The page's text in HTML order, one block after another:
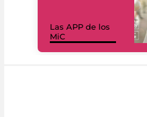
Las APP de los
MiC